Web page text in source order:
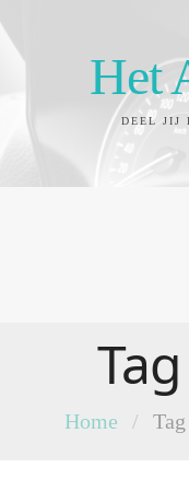
Het
DEEL JIJ
Home /